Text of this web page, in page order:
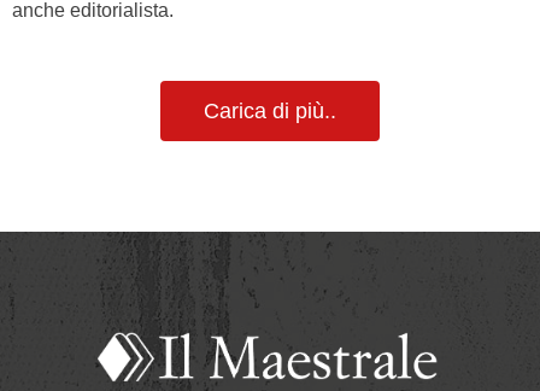
anche editorialista.
Carica di più..